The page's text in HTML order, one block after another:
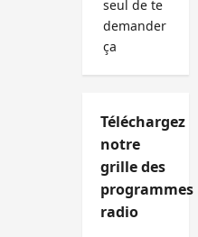
seul de te
demander
ça
Téléchargez
notre
grille des
programmes
radio